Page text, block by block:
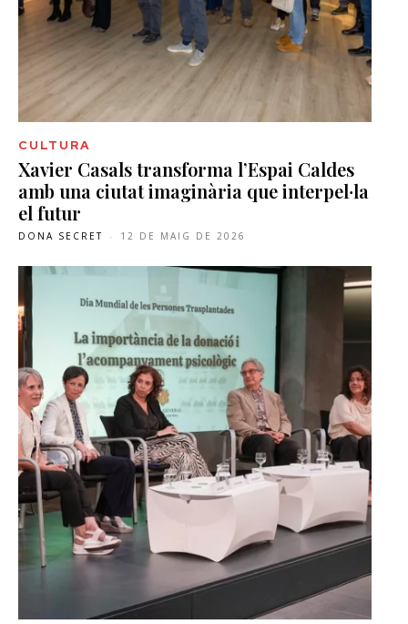
CULTURA
Xavier Casals transforma l’Espai Caldes
amb una ciutat imaginària que interpel·la
el futur
DONA SECRET - 12 DE MAIG DE 2026